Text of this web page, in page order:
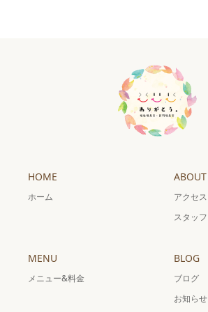
HOME
ホーム
ABOUT
アクセス
スタッフ
MENU
メニュー&料金
BLOG
ブログ
お知らせ